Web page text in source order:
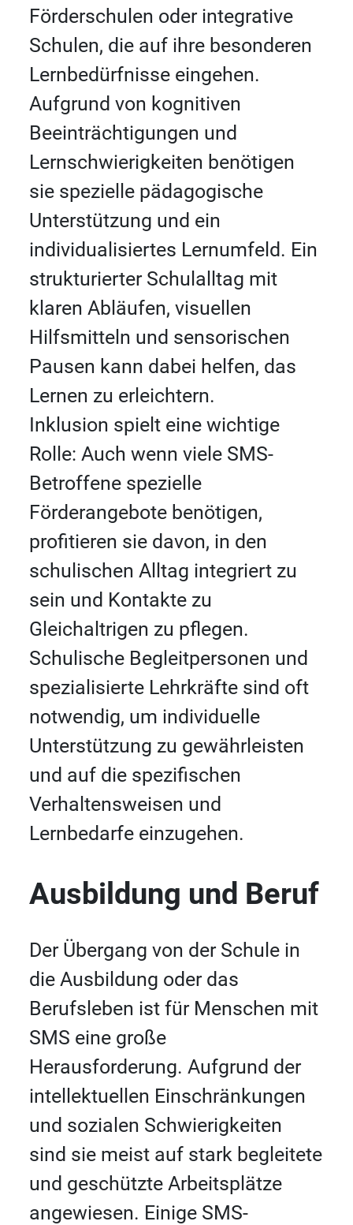
Förderschulen oder integrative
Schulen, die auf ihre besonderen
Lernbedürfnisse eingehen.
Aufgrund von kognitiven
Beeinträchtigungen und
Lernschwierigkeiten benötigen
sie spezielle pädagogische
Unterstützung und ein
individualisiertes Lernumfeld. Ein
strukturierter Schulalltag mit
klaren Abläufen, visuellen
Hilfsmitteln und sensorischen
Pausen kann dabei helfen, das
Lernen zu erleichtern.
Inklusion spielt eine wichtige
Rolle: Auch wenn viele SMS-
Betroffene spezielle
Förderangebote benötigen,
profitieren sie davon, in den
schulischen Alltag integriert zu
sein und Kontakte zu
Gleichaltrigen zu pflegen.
Schulische Begleitpersonen und
spezialisierte Lehrkräfte sind oft
notwendig, um individuelle
Unterstützung zu gewährleisten
und auf die spezifischen
Verhaltensweisen und
Lernbedarfe einzugehen.
Ausbildung und Beruf
Der Übergang von der Schule in
die Ausbildung oder das
Berufsleben ist für Menschen mit
SMS eine große
Herausforderung. Aufgrund der
intellektuellen Einschränkungen
und sozialen Schwierigkeiten
sind sie meist auf stark begleitete
und geschützte Arbeitsplätze
angewiesen. Einige SMS-